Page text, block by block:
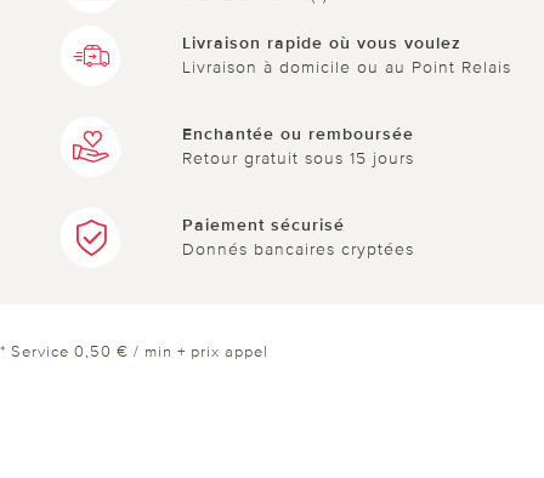
pas utile
Livraison rapide où vous voulez
Livraison à domicile ou au Point Relais
Enchantée ou remboursée
Retour gratuit sous 15 jours
Paiement sécurisé
Donnés bancaires cryptées
* Service 0,50 € / min + prix appel